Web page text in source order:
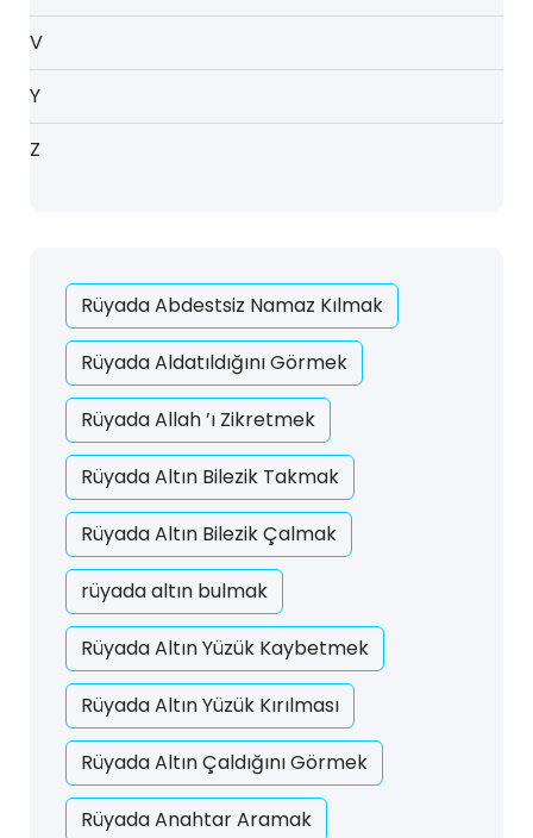
V
Y
Z
Rüyada Abdestsiz Namaz Kılmak
Rüyada Aldatıldığını Görmek
Rüyada Allah ’ı Zikretmek
Rüyada Altın Bilezik Takmak
Rüyada Altın Bilezik Çalmak
rüyada altın bulmak
Rüyada Altın Yüzük Kaybetmek
Rüyada Altın Yüzük Kırılması
Rüyada Altın Çaldığını Görmek
Rüyada Anahtar Aramak